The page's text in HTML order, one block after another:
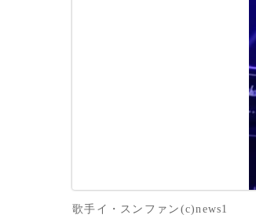
歌手イ・スンファン(c)news1